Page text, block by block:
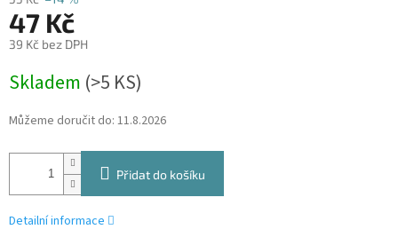
47 Kč
39 Kč bez DPH
cena:
Skladem (>5 KS)
Můžeme doručit do: 11.8.2026
Přidat do košíku
Detailní informace